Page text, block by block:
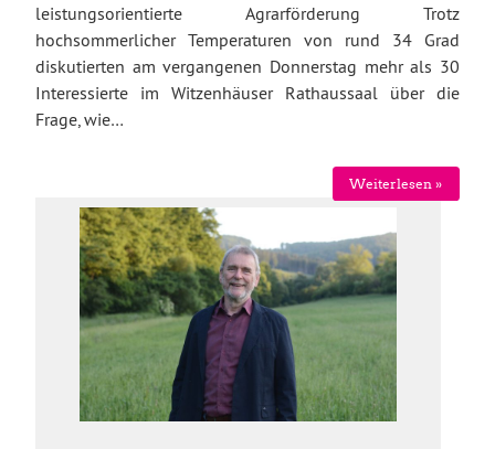
leistungsorientierte Agrarförderung Trotz
hochsommerlicher Temperaturen von rund 34 Grad
diskutierten am vergangenen Donnerstag mehr als 30
Interessierte im Witzenhäuser Rathaussaal über die
Frage, wie…
Weiterlesen »